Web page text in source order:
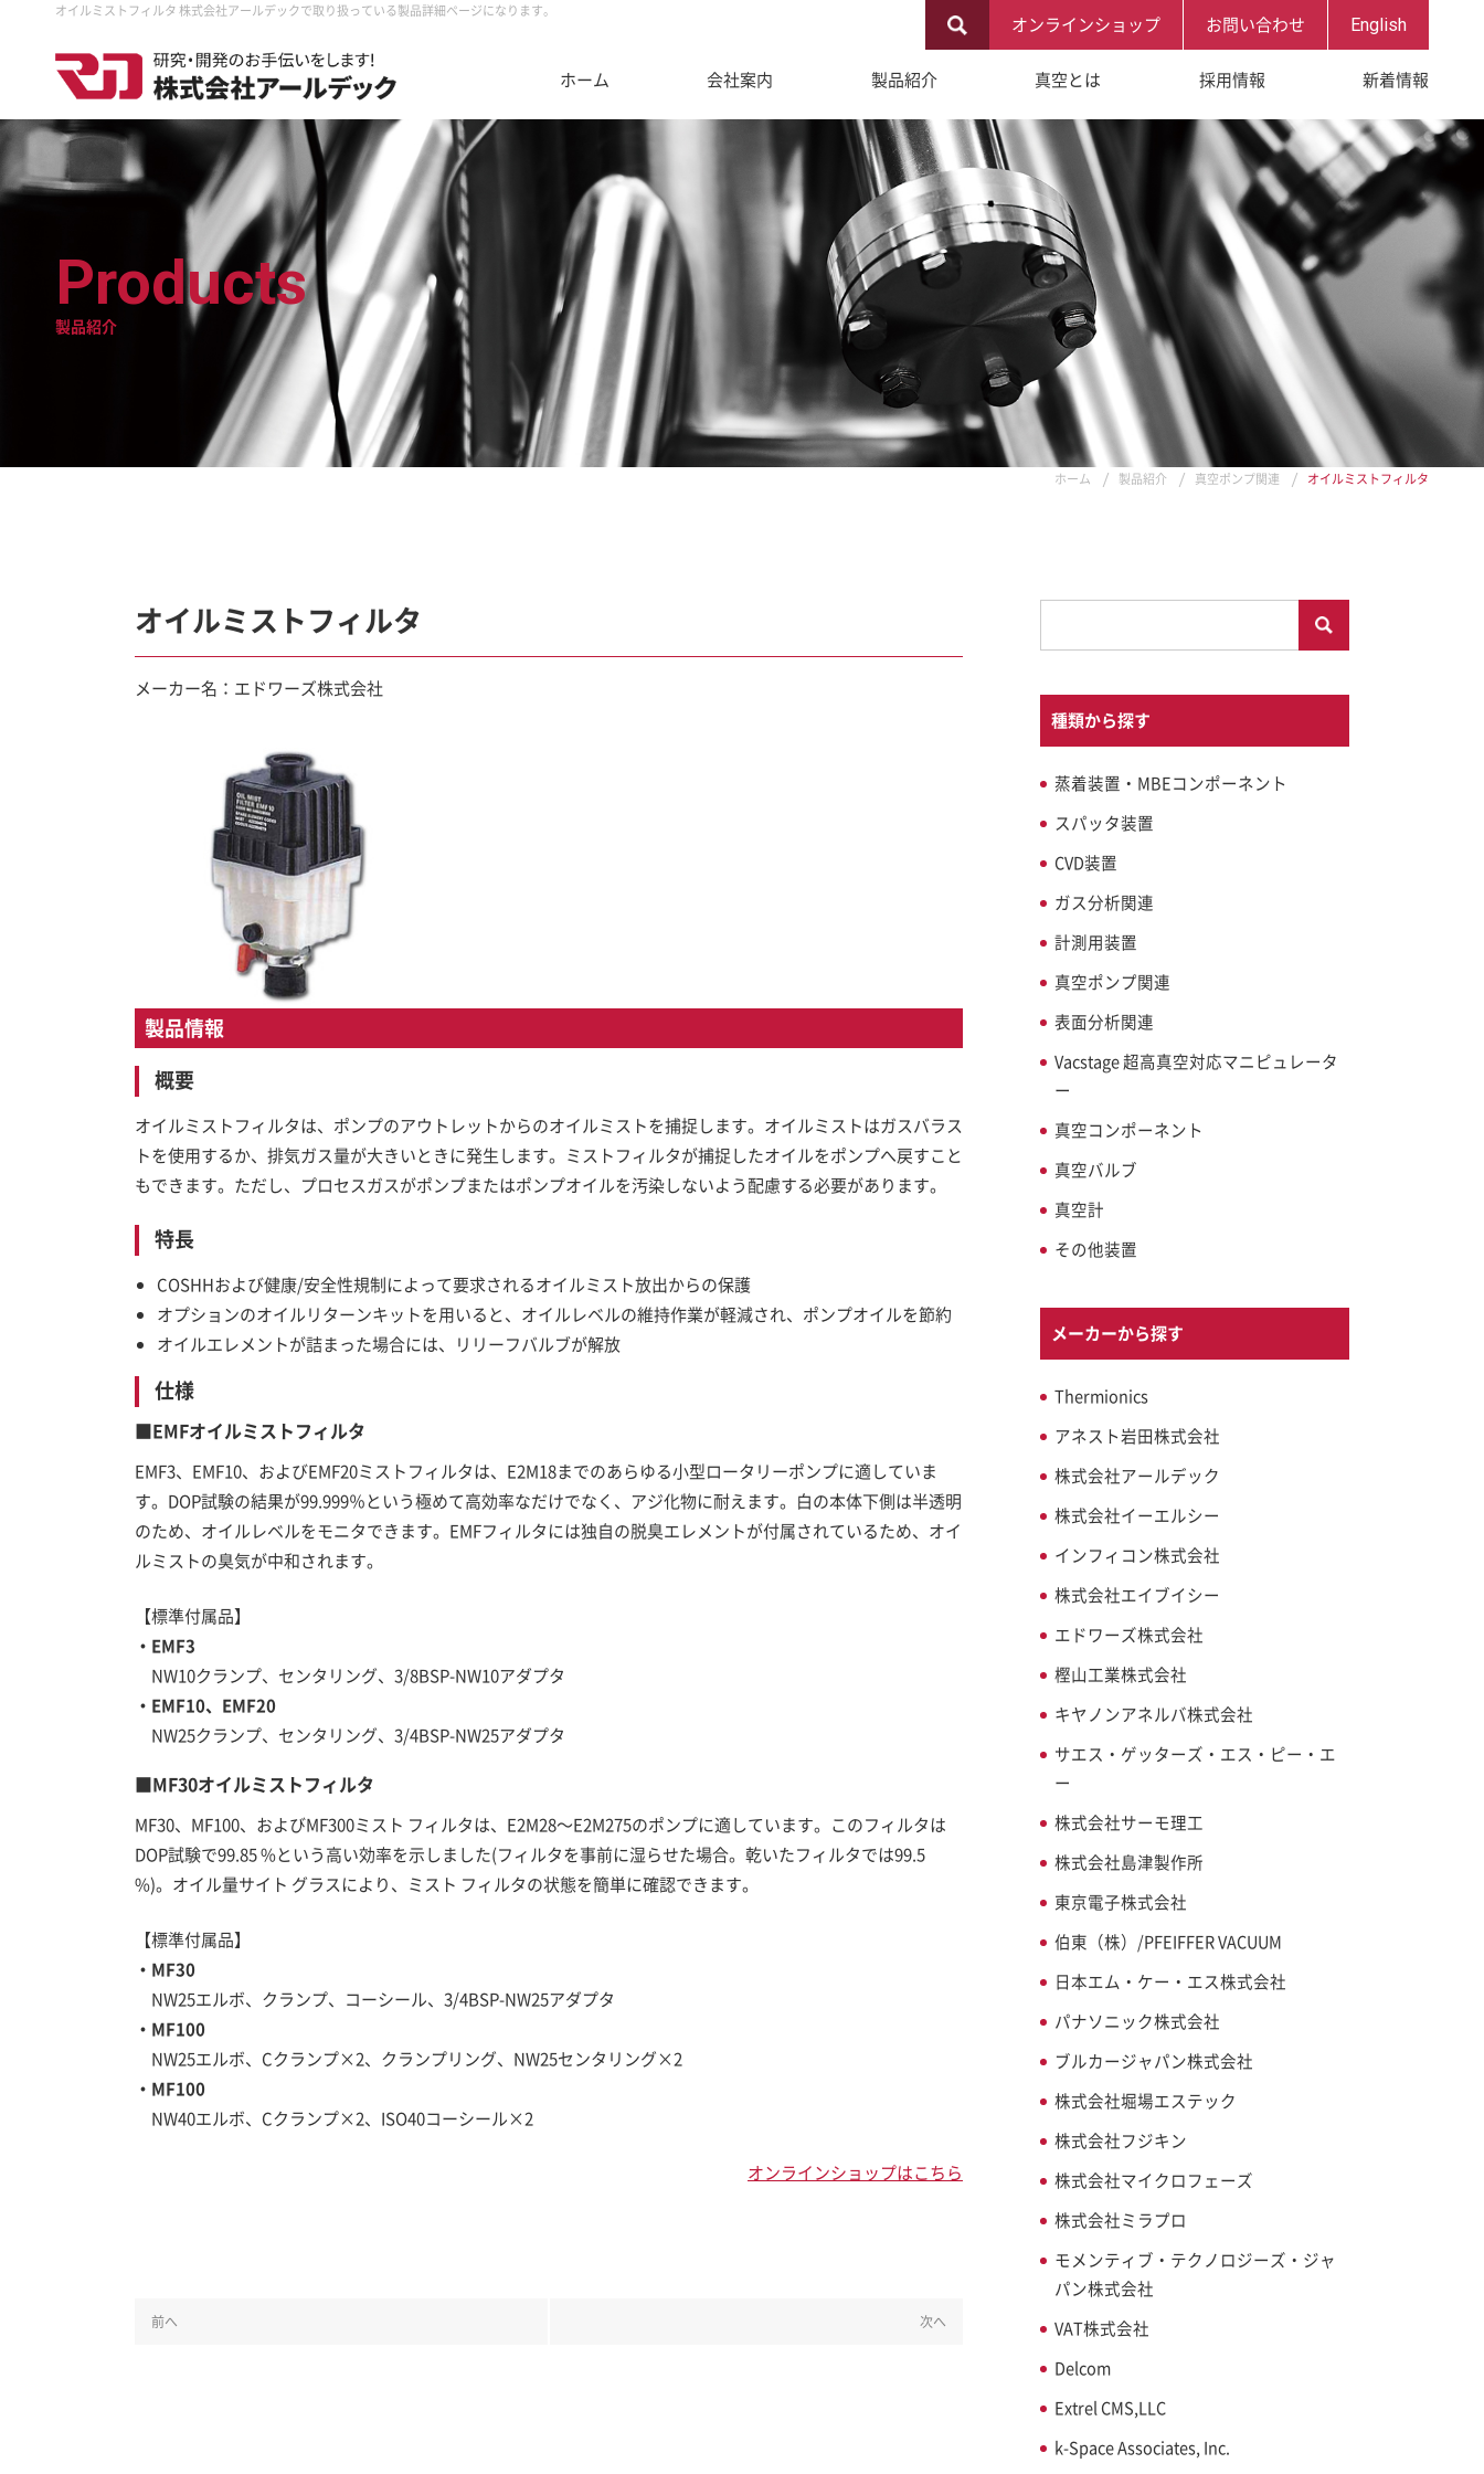
オイルミストフィルタ 株式会社アールデックで取り扱っている製品詳細ページになります。
オンラインショップ お問い合わせ English
ホーム 会社案内 製品紹介 真空とは 採用情報 新着情報
企業情報 企業理念
取扱メーカー 納入先
アクセス
RDECを知る RDECで働く
募集要項
Products
製品紹介
ホーム 製品紹介 真空ポンプ関連 オイルミストフィルタ
オイルミストフィルタ
メーカー名：エドワーズ株式会社
製品情報
概要
オイルミストフィルタは、ポンプのアウトレットからのオイルミストを捕捉します。オイルミストはガスバラス
トを使用するか、排気ガス量が大きいときに発生します。ミストフィルタが捕捉したオイルをポンプへ戻すこと
もできます。ただし、プロセスガスがポンプまたはポンプオイルを汚染しないよう配慮する必要があります。
特長
COSHHおよび健康/安全性規制によって要求されるオイルミスト放出からの保護
オプションのオイルリターンキットを用いると、オイルレベルの維持作業が軽減され、ポンプオイルを節約
オイルエレメントが詰まった場合には、リリーフバルブが解放
仕様
■EMFオイルミストフィルタ
EMF3、EMF10、およびEMF20ミストフィルタは、E2M18までのあらゆる小型ロータリーポンプに適していま
す。DOP試験の結果が99.999％という極めて高効率なだけでなく、アジ化物に耐えます。白の本体下側は半透明
のため、オイルレベルをモニタできます。EMFフィルタには独自の脱臭エレメントが付属されているため、オイ
ルミストの臭気が中和されます。
【標準付属品】
・EMF3
NW10クランプ、センタリング、3/8BSP-NW10アダプタ
・EMF10、EMF20
NW25クランプ、センタリング、3/4BSP-NW25アダプタ
■MF30オイルミストフィルタ
MF30、MF100、およびMF300ミスト フィルタは、E2M28～E2M275のポンプに適しています。このフィルタは
DOP試験で99.85 %という高い効率を示しました(フィルタを事前に湿らせた場合。乾いたフィルタでは99.5
%)。オイル量サイト グラスにより、ミスト フィルタの状態を簡単に確認できます。
【標準付属品】
・MF30
NW25エルボ、クランプ、コーシール、3/4BSP-NW25アダプタ
・MF100
NW25エルボ、Cクランプ×2、クランプリング、NW25センタリング×2
・MF100
NW40エルボ、Cクランプ×2、ISO40コーシール×2
オンラインショップはこちら
前へ 次へ
種類から探す
蒸着装置・MBEコンポーネント
スパッタ装置
CVD装置
ガス分析関連
計測用装置
真空ポンプ関連
表面分析関連
Vacstage 超高真空対応マニピュレータ
ー
真空コンポーネント
真空バルブ
真空計
その他装置
メーカーから探す
Thermionics
アネスト岩田株式会社
株式会社アールデック
株式会社イーエルシー
インフィコン株式会社
株式会社エイブイシー
エドワーズ株式会社
樫山工業株式会社
キヤノンアネルバ株式会社
サエス・ゲッターズ・エス・ピー・エ
ー
株式会社サーモ理工
株式会社島津製作所
東京電子株式会社
伯東（株）/PFEIFFER VACUUM
日本エム・ケー・エス株式会社
パナソニック株式会社
ブルカージャパン株式会社
株式会社堀場エステック
株式会社フジキン
株式会社マイクロフェーズ
株式会社ミラプロ
モメンティブ・テクノロジーズ・ジャ
パン株式会社
VAT株式会社
Delcom
Extrel CMS,LLC
k-Space Associates, Inc.